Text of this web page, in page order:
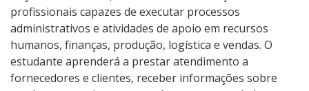
Parcerias
profissionais capazes de executar processos
administrativos e atividades de apoio em recursos
humanos, finanças, produção, logística e vendas. O
estudante aprenderá a prestar atendimento a
fornecedores e clientes, receber informações sobre